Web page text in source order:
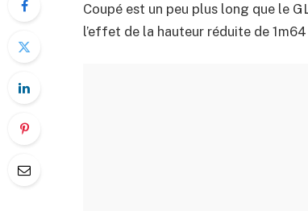
Coupé est un peu plus long que le
l’effet de la hauteur réduite de